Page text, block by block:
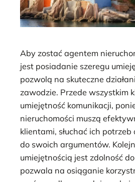
Aby zostać agentem
jest posiadanie szeregu
pozwolą na skuteczne
zawodzie. Przede wszystkim
umiejętność komunikacji,
nieruchomości muszą
klientami, słuchać ich
do swoich argumentów.
umiejętnością jest zdolność
pozwala na osiąganie